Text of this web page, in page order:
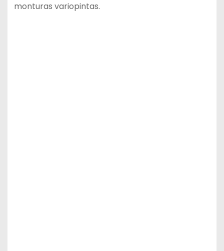
monturas variopintas.